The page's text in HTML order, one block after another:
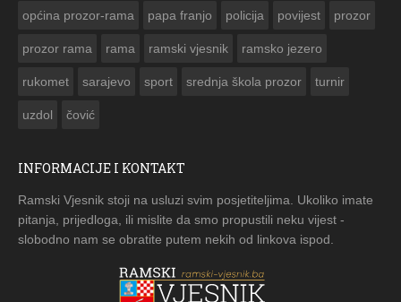
općina prozor-rama papa franjo policija povijest prozor
prozor rama rama ramski vjesnik ramsko jezero
rukomet sarajevo sport srednja škola prozor turnir
uzdol čović
INFORMACIJE I KONTAKT
Ramski Vjesnik stoji na usluzi svim posjetiteljima. Ukoliko imate
pitanja, prijedloga, ili mislite da smo propustili neku vijest -
slobodno nam se obratite putem nekih od linkova ispod.